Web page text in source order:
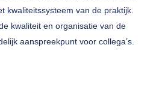
kwaliteitssysteem van de praktijk.
kwaliteit en organisatie van de
aanspreekpunt voor collega’s.